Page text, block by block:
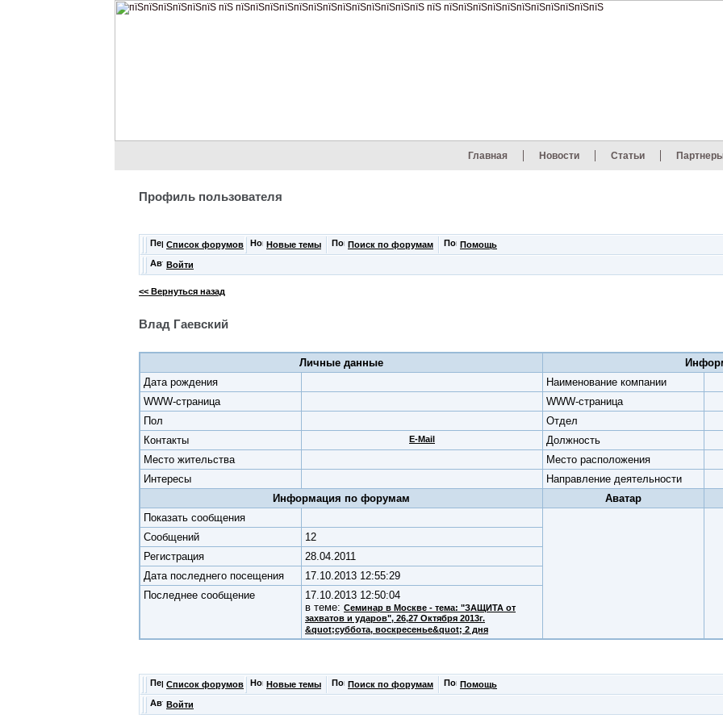
Главная Новости Статьи
Профиль пользователя
Список форумов Новые темы Поиск по форумам Помощь
Войти
<< Вернуться назад
Влад Гаевский
Личные данные
Дата рождения
Наименование компании
WWW-страница
WWW-страница
Пол
Отдел
Контакты
E-Mail
Должность
Место жительства
Место расположения
Интересы
Направление деятельности
Информация по форумам
Аватар
Показать сообщения
Cообщений
12
Регистрация
28.04.2011
Дата последнего посещения
17.10.2013 12:55:29
Последнее сообщение
17.10.2013 12:50:04
в теме: Семинар в Москве - тема: "ЗАЩИТА от
захватов и ударов", 26,27 Октября 2013г.
&quot;суббота, воскресенье&quot; 2 дня
Список форумов Новые темы Поиск по форумам Помощь
Войти